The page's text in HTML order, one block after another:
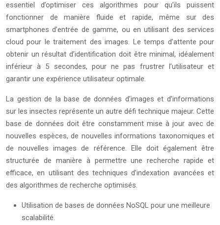
essentiel d’optimiser ces algorithmes pour qu’ils puissent
fonctionner de manière fluide et rapide, même sur des
smartphones d’entrée de gamme, ou en utilisant des services
cloud pour le traitement des images. Le temps d’attente pour
obtenir un résultat d’identification doit être minimal, idéalement
inférieur à 5 secondes, pour ne pas frustrer l’utilisateur et
garantir une expérience utilisateur optimale.
La gestion de la base de données d’images et d’informations
sur les insectes représente un autre défi technique majeur. Cette
base de données doit être constamment mise à jour avec de
nouvelles espèces, de nouvelles informations taxonomiques et
de nouvelles images de référence. Elle doit également être
structurée de manière à permettre une recherche rapide et
efficace, en utilisant des techniques d’indexation avancées et
des algorithmes de recherche optimisés.
Utilisation de bases de données NoSQL pour une meilleure
scalabilité.